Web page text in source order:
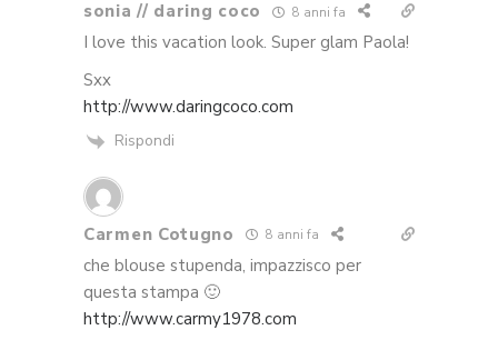
sonia // daring coco 8 anni fa
I love this vacation look. Super glam Paola!
Sxx
http://www.daringcoco.com
Rispondi
Carmen Cotugno 8 anni fa
che blouse stupenda, impazzisco per
questa stampa 🙂
http://www.carmy1978.com